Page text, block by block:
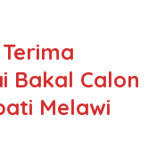
Terima
Bakal Calon
Melawi